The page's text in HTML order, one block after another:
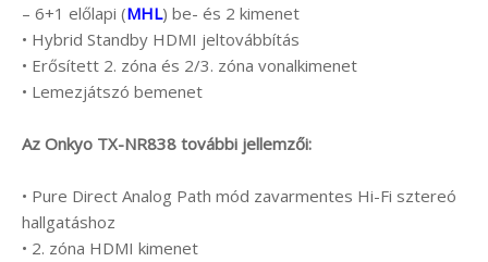
– 6+1 előlapi (MHL) be- és 2 kimenet
• Hybrid Standby HDMI jeltovábbítás
• Erősített 2. zóna és 2/3. zóna vonalkimenet
• Lemezjátszó bemenet
Az Onkyo TX-NR838 további jellemzői:
• Pure Direct Analog Path mód zavarmentes Hi-Fi sztereó
hallgatáshoz
• 2. zóna HDMI kimenet